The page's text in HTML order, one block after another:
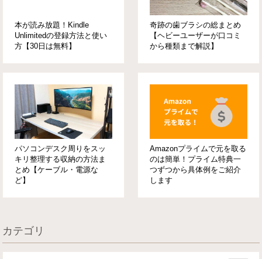
本が読み放題！Kindle
Unlimitedの登録方法と使い
方【30日は無料】
奇跡の歯ブラシの総まとめ
【ヘビーユーザーが口コミ
から種類まで解説】
パソコンデスク周りをスッ
キリ整理する収納の方法ま
とめ【ケーブル・電源な
ど】
Amazonプライムで元を取る
のは簡単！プライム特典一
つずつから具体例をご紹介
します
カテゴリ